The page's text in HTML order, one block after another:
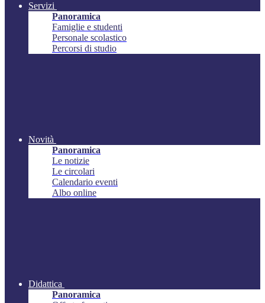
Servizi
Panoramica
Famiglie e studenti
Personale scolastico
Percorsi di studio
Novità
Panoramica
Le notizie
Le circolari
Calendario eventi
Albo online
Didattica
Panoramica